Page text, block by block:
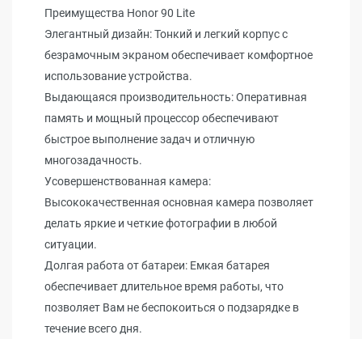
Преимущества Honor 90 Lite
Элегантный дизайн: Тонкий и легкий корпус с
безрамочным экраном обеспечивает комфортное
использование устройства.
Выдающаяся производительность: Оперативная
память и мощный процессор обеспечивают
быстрое выполнение задач и отличную
многозадачность.
Усовершенствованная камера:
Высококачественная основная камера позволяет
делать яркие и четкие фотографии в любой
ситуации.
Долгая работа от батареи: Емкая батарея
обеспечивает длительное время работы, что
позволяет Вам не беспокоиться о подзарядке в
течение всего дня.